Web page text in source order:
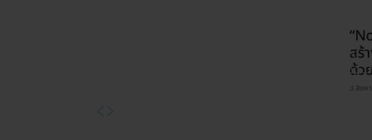
สร้
ด้ว
3 สิงห
ENVIRONMENT
ภัยเงียบต่อสิ่งแวดล้อม…
มองไม่เห็นที่คอเพลา